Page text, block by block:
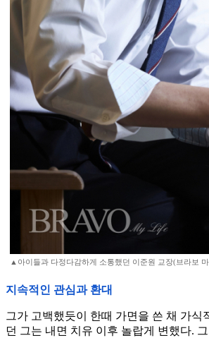
▲아이들과 다정다감하게 소통했던 이준원 교장(브라보
지속적인 관심과 환대
그가 고백했듯이 한때 가면을 쓴 채 가식
던 그는 내면 치유 이후 놀랍게 변했다.